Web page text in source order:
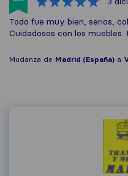
Todo fue muy bien, serios,
Cuidadosos con los
Mudanza de Madrid (España) a